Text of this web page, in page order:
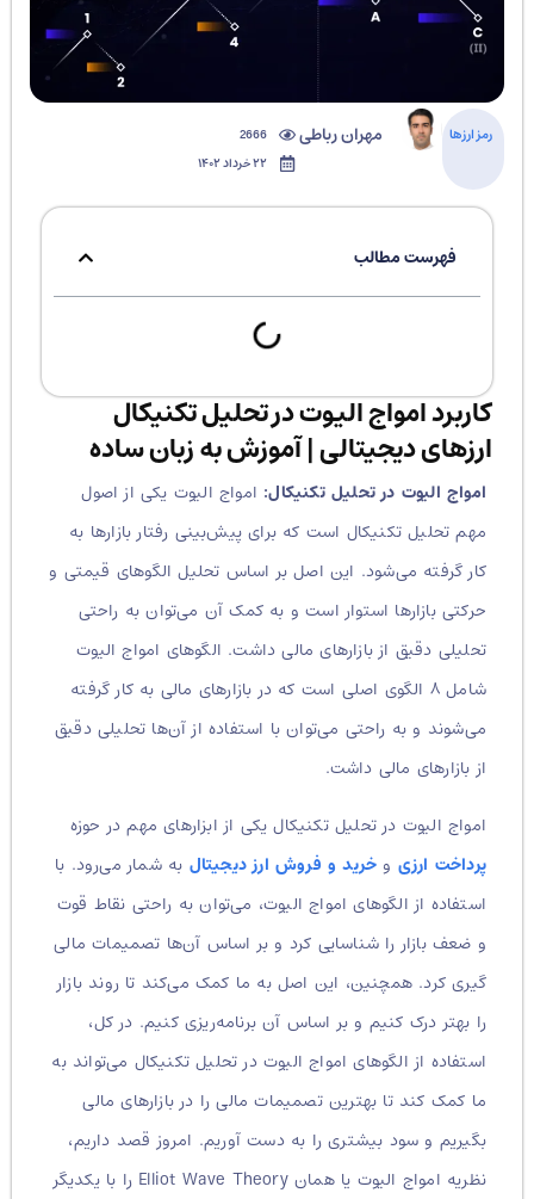
رمز ارزها مهران رباطی
2666
۲۲ خرداد ۱۴۰۲
فهرست مطالب
کاربرد امواج الیوت در تحلیل تکنیکال
ارزهای دیجیتالی | آموزش به زبان ساده
امواج الیوت در تحلیل تکنیکال:امواج الیوت یکی از اصول
مهم تحلیل تکنیکال است که برای پیش‌بینی رفتار بازارها به
کار گرفته می‌شود. این اصل بر اساس تحلیل الگوهای قیمتی و
حرکتی بازارها استوار است و به کمک آن می‌توان به راحتی
تحلیلی دقیق از بازارهای مالی داشت. الگوهای امواج الیوت
شامل ۸ الگوی اصلی است که در بازارهای مالی به کار گرفته
می‌شوند و به راحتی می‌توان با استفاده از آن‌ها تحلیلی دقیق
از بازارهای مالی داشت.
امواج الیوت در تحلیل تکنیکال یکی از ابزارهای مهم در حوزه
پرداخت ارزی وخرید و فروش ارز دیجیتال به شمار می‌رود. با
استفاده از الگوهای امواج الیوت، می‌توان به راحتی نقاط قوت
و ضعف بازار را شناسایی کرد و بر اساس آن‌ها تصمیمات مالی
گیری کرد. همچنین، این اصل به ما کمک می‌کند تا روند بازار
را بهتر درک کنیم و بر اساس آن برنامه‌ریزی کنیم. در کل،
استفاده از الگوهای امواج الیوت در تحلیل تکنیکال می‌تواند به
ما کمک کند تا بهترین تصمیمات مالی را در بازارهای مالی
بگیریم و سود بیشتری را به دست آوریم. امروز قصد داریم،
نظریه امواج الیوت یا همان Elliot Wave Theory را با یکدیگر